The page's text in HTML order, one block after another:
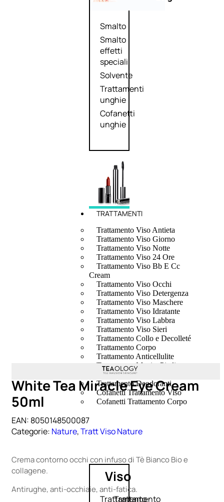
Smalto
Smalto
effetti
speciali
Solvente
Trattamenti
unghie
Cofanetti
unghie
TRATTAMENTI
Trattamento Viso Antieta
Trattamento Viso Giorno
Trattamento Viso Notte
Trattamento Viso 24 Ore
Trattamento Viso Bb E Cc
Cream
Trattamento Viso Occhi
Trattamento Viso Detergenza
Trattamento Viso Maschere
Trattamento Viso Idratante
Trattamento Viso Labbra
Trattamento Viso Sieri
Trattamento Collo e Decolleté
Trattamento Corpo
Trattamento Anticellulite
Trattamento Mani e Piedi
Trattamento Unghie
Trattamento Deodoranti
Cofanetti Trattamento Viso
Cofanetti Trattamento Corpo
Viso
Trattamento
Trattamento
White Tea Miracle Eye Cream
50ml
EAN: 8050148500087
Categorie: Nature,Tratt Viso Nature
Crema contorno occhi con infuso di Tè Bianco Bio e
collagene.
Antirughe, anti-occhiaie, anti-fatica.